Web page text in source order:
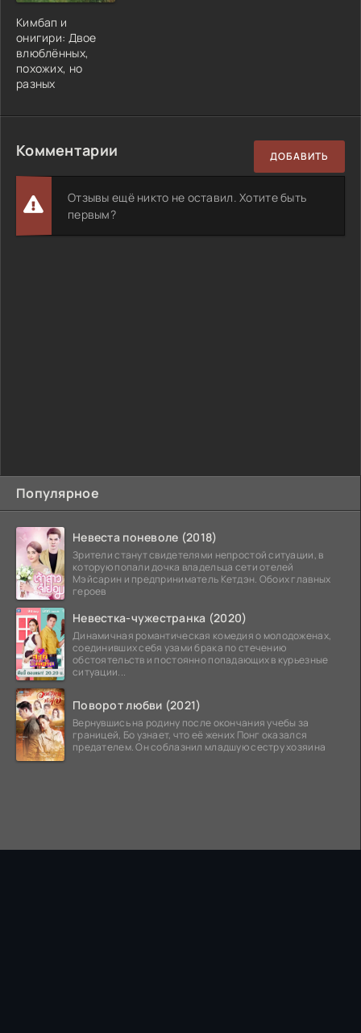
Популярное
Невеста поневоле (2018)
Зрители станут свидетелями непростой ситуации, в
которую попали дочка владельца сети отелей
Мэйсарин и предприниматель Кетдэн. Обоих главных
героев
Невестка-чужестранка (2020)
Динамичная романтическая комедия о молодоженах,
соединивших себя узами брака по стечению
обстоятельств и постоянно попадающих в курьезные
ситуации...
Поворот любви (2021)
Вернувшись на родину после окончания учебы за
границей, Бо узнает, что её жених Понг оказался
предателем. Он соблазнил младшую сестру хозяина
Кимбап и
онигири: Двое
влюблённых,
похожих, но
разных
Комментарии ДОБАВИТЬ
Отзывы ещё никто не оставил. Хотите быть
первым?